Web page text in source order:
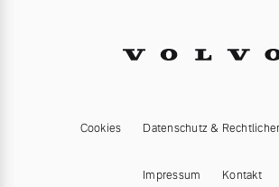
Cookies Datenschutz &
Impressum Kontakt